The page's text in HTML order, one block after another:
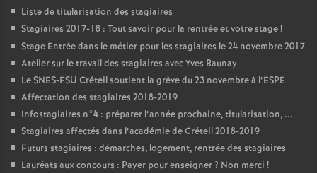
Liste de titularisation des stagiaires
Stagiaires 2017-18 : Tout savoir pour la rentrée et votre stage!
Stage Entrée dans le métier pour les stagiaires le 24 novembre 2017
Atelier sur le travail des stagiaires avec Yves Baunay
LeSNES-FSU Créteil soutient la grève du 23 novembre à l’ESPE
Affectation des stagiaires 2018-2019
Infostagiaires n°4 : préparer l’année prochaine, titularisation, ...
Stagiaires affectés dans l’académie de Créteil 2018-2019
Futurs stagiaires : démarches, logement, rentrée des stagiaires
Lauréats aux concours : Payer pour enseigner? Non merci !